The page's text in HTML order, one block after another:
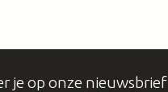
je op onze nieuwsbrief